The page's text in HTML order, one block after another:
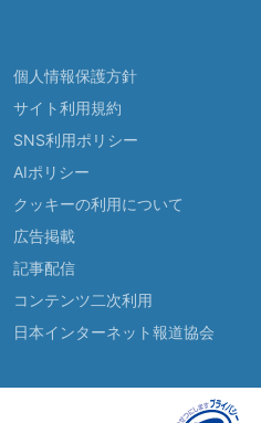
個人情報保護方針
サイト利用規約
SNS利用ポリシー
AIポリシー
クッキーの利用について
広告掲載
記事配信
コンテンツ二次利用
日本インターネット報道協会